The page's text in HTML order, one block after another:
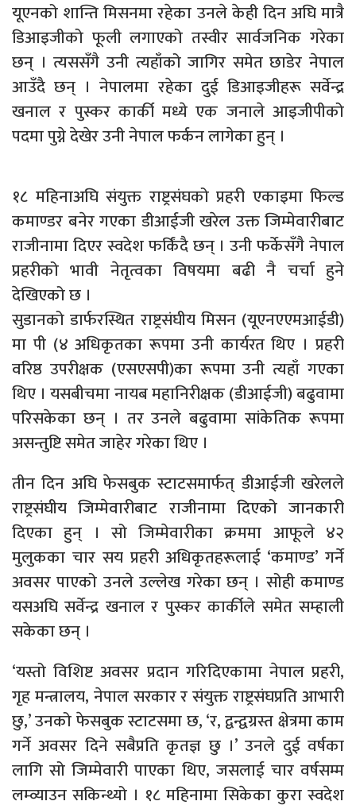
यूएनको शान्ति मिसनमा रहेका उनले केही दिन अघि मात्रै
डिआइजीको फूली लगाएको तस्वीर सार्वजनिक गरेका
छन् । त्यससँगै उनी त्यहाँको जागिर समेत छाडेर नेपाल
आउँदै छन् । नेपालमा रहेका दुई डिआइजीहरू सर्वेन्द्र
खनाल र पुस्कर कार्की मध्ये एक जनाले आइजीपीको
पदमा पुग्ने देखेर उनी नेपाल फर्कन लागेका हुन् ।
१८ महिनाअघि संयुक्त राष्ट्रसंघको प्रहरी एकाइमा फिल्ड
कमाण्डर बनेर गएका डीआईजी खरेल उक्त जिम्मेवारीबाट
राजीनामा दिएर स्वदेश फर्किंदै छन् । उनी फर्केसँगै नेपाल
प्रहरीको भावी नेतृत्वका विषयमा बढी नै चर्चा हुने
देखिएको छ ।
सुडानको डार्फरस्थित राष्ट्रसंघीय मिसन (यूएनएएमआईडी)
मा पी (४ अधिकृतका रूपमा उनी कार्यरत थिए । प्रहरी
वरिष्ठ उपरीक्षक (एसएसपी)का रूपमा उनी त्यहाँ गएका
थिए । यसबीचमा नायब महानिरीक्षक (डीआईजी) बढुवामा
परिसकेका छन् । तर उनले बढुवामा सांकेतिक रूपमा
असन्तुष्टि समेत जाहेर गरेका थिए ।
तीन दिन अघि फेसबुक स्टाटसमार्फत् डीआईजी खरेलले
राष्ट्रसंघीय जिम्मेवारीबाट राजीनामा दिएको जानकारी
दिएका हुन् । सो जिम्मेवारीका क्रममा आफूले ४२
मुलुकका चार सय प्रहरी अधिकृतहरूलाई ‘कमाण्ड’ गर्ने
अवसर पाएको उनले उल्लेख गरेका छन् । सोही कमाण्ड
यसअघि सर्वेन्द्र खनाल र पुस्कर कार्कीले समेत सम्हाली
सकेका छन् ।
‘यस्तो विशिष्ट अवसर प्रदान गरिदिएकामा नेपाल प्रहरी,
गृह मन्त्रालय, नेपाल सरकार र संयुक्त राष्ट्रसंघप्रति आभारी
छु,’ उनको फेसबुक स्टाटसमा छ, ‘र, द्वन्द्वग्रस्त क्षेत्रमा काम
गर्ने अवसर दिने सबैप्रति कृतज्ञ छु ।’ उनले दुई वर्षका
लागि सो जिम्मेवारी पाएका थिए, जसलाई चार वर्षसम्म
लम्व्याउन सकिन्थ्यो । १८ महिनामा सिकेका कुरा स्वदेश